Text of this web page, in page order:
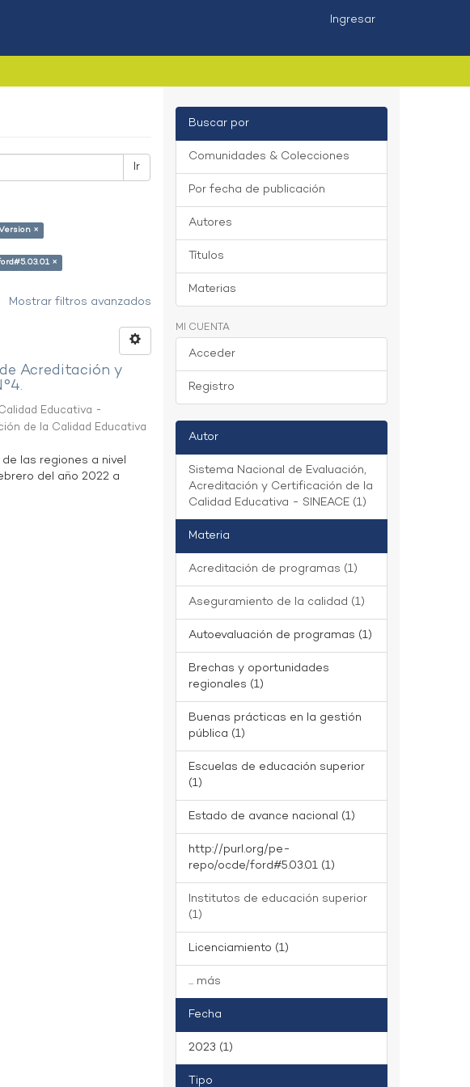
Ingresar
Ir
×
×
Mostrar filtros avanzados
Acreditación y
Educativa -
de la Calidad Educativa
las regiones a nivel
del año 2022 a
Buscar por
Comunidades & Colecciones
Por fecha de publicación
Autores
Títulos
Materias
MI CUENTA
Acceder
Registro
Autor
Sistema Nacional de Evaluación,
Acreditación y Certificación de la
Calidad Educativa - SINEACE (1)
Materia
Acreditación de programas (1)
Aseguramiento de la calidad (1)
Autoevaluación de programas (1)
Brechas y oportunidades
regionales (1)
Buenas prácticas en la gestión
pública (1)
Escuelas de educación superior
(1)
Estado de avance nacional (1)
http://purl.org/pe-
repo/ocde/ford#5.03.01 (1)
Institutos de educación superior
(1)
Licenciamiento (1)
... más
Fecha
2023 (1)
Tipo